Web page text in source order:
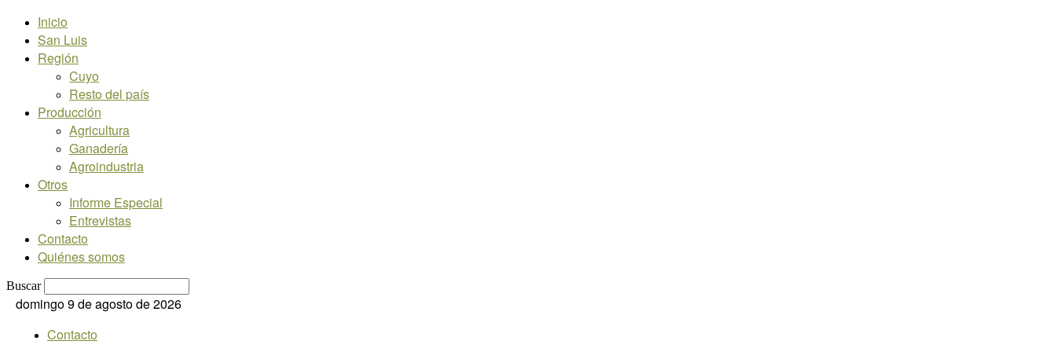
Inicio
San Luis
Región
Cuyo
Resto del país
Producción
Agricultura
Ganadería
Agroindustria
Otros
Informe Especial
Entrevistas
Contacto
Quiénes somos
Buscar
domingo 9 de agosto de 2026
Contacto